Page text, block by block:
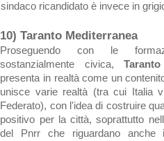
ricandidato è invece in
10) Taranto Mediterranea
Proseguendo con le
sostanzialmente civica,
presenta in realtà come un
unisce varie realtà (tra cui Italia
Federato), con l'idea di costruire
positivo per la città, soprattutto
del Pnrr che riguardano anche